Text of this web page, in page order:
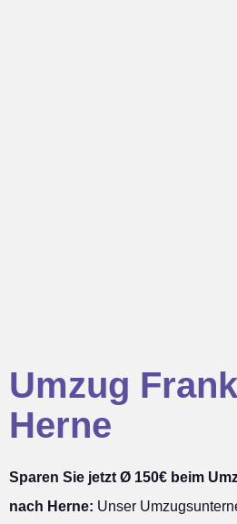
Umzug
Herne
Sparen Sie jetzt Ø 150€ beim
nach Herne: Unser